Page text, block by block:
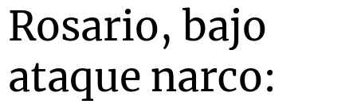
Rosario, bajo
ataque narco: